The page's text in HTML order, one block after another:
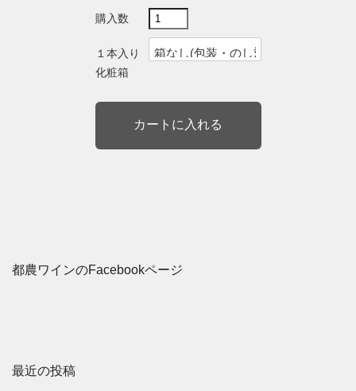
購入数
１本入り
化粧箱
都農ワインのFacebookページ
最近の投稿